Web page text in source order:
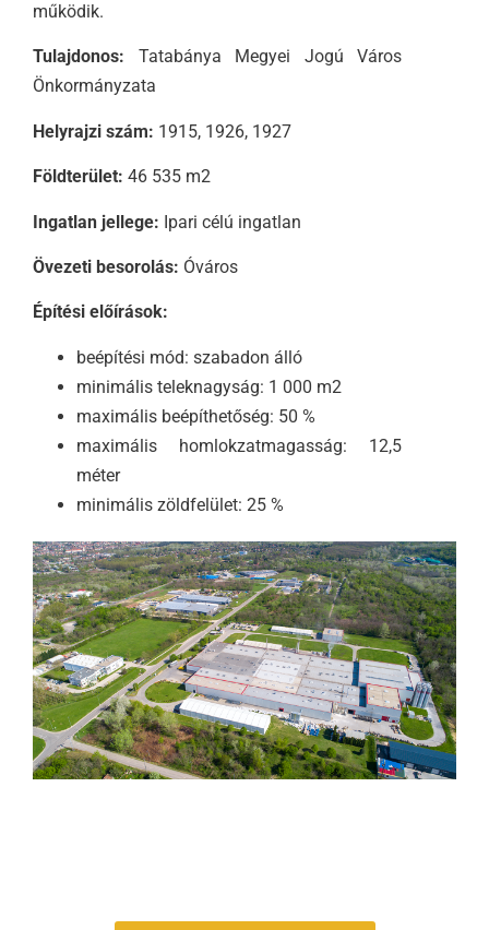
működik.
Tulajdonos: Tatabánya Megyei Jogú Város
Önkormányzata
Helyrajzi szám: 1915, 1926, 1927
Földterület: 46 535 m2
Ingatlan jellege: Ipari célú ingatlan
Övezeti besorolás: Óváros
Építési előírások:
beépítési mód: szabadon álló
minimális teleknagyság: 1 000 m2
maximális beépíthetőség: 50 %
maximális homlokzatmagasság: 12,5
méter
minimális zöldfelület: 25 %